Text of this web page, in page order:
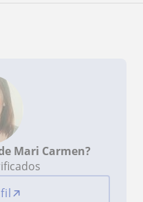
Mari Carmen?